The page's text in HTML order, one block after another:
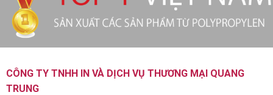
CÔNG TY TNHH IN VÀ DỊCH VỤ THƯƠNG MẠI QUANG
TRUNG